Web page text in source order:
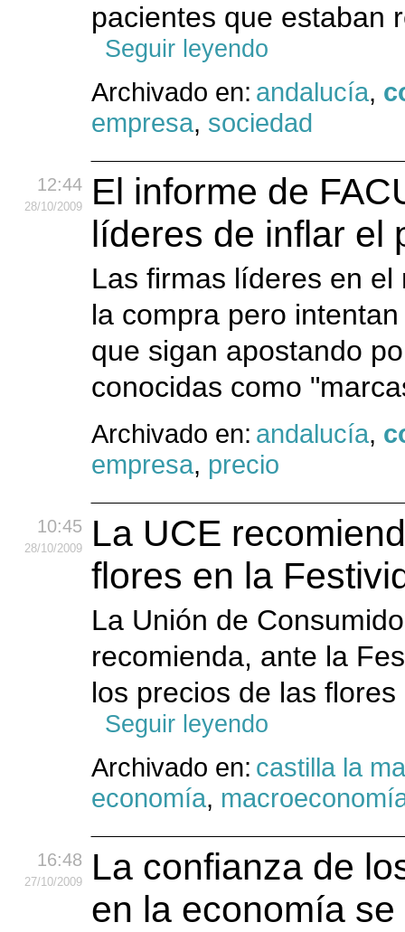
pacientes que estaban
Seguir leyendo
Archivado en: andalucía,
empresa, sociedad
12:44
28/10/2009
El informe de
líderes de inflar el
Las firmas líderes en
la compra pero
que sigan apostando
conocidas como
Archivado en: andalucía,
empresa, precio
10:45
28/10/2009
La UCE
flores en la
La Unión de
recomienda, ante la
los precios de las
Seguir leyendo
Archivado en: castilla la
economía,
16:48
27/10/2009
La confianza de
en la economía